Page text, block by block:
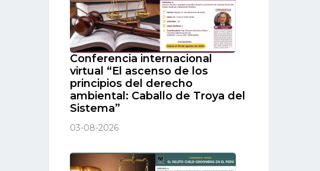
Conferencia internacional
virtual “El ascenso de los
principios del derecho
ambiental: Caballo de Troya del
Sistema”
03-08-2026